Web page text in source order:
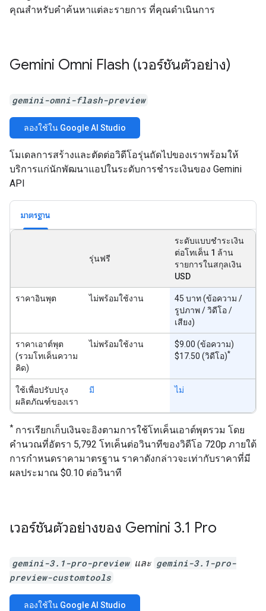
คุณสำหรับคำค้นหาแต่ละรายการ ที่คุณดำเนินการ
Gemini Omni Flash (เวอร์ชันตัวอย่าง)
gemini-omni-flash-preview
ลองใช้ใน Google AI Studio
โมเดลการสร้างและตัดต่อวิดีโอรุ่นถัดไปของเราพร้อมให้
บริการแก่นักพัฒนาแอปในระดับการชำระเงินของ Gemini
API
มาตรฐาน
รุ่นฟรี
ระดับแบบชำระเงิน
ต่อโทเค็น 1 ล้าน
รายการในสกุลเงิน
USD
ราคาอินพุต ไม่พร้อมใช้งาน
45 บาท (ข้อความ /
รูปภาพ / วิดีโอ /
เสียง)
ราคาเอาต์พุต
(รวมโทเค็นความ
คิด)
ไม่พร้อมใช้งาน
$9.00 (ข้อความ)
$17.50 (วิดีโอ)*
ใช้เพื่อปรับปรุง
ผลิตภัณฑ์ของเรา
มี ไม่
* การเรียกเก็บเงินจะอิงตามการใช้โทเค็นเอาต์พุตรวม โดย
คำนวณที่อัตรา 5,792 โทเค็นต่อวินาทีของวิดีโอ 720p ภายใต้
การกำหนดราคามาตรฐาน ราคาดังกล่าวจะเท่ากับราคาที่มี
ผลประมาณ $0.10 ต่อวินาที
เวอร์ชันตัวอย่างของ Gemini 3.1 Pro
gemini-3.1-pro-preview และ gemini-3.1-pro-
preview-customtools
ลองใช้ใน Google AI Studio